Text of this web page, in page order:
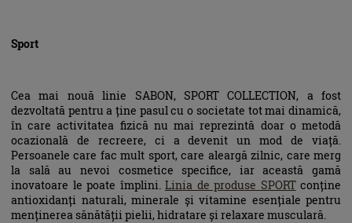
Sport
Cea mai nouă linie SABON, SPORT COLLECTION, a fost
dezvoltată pentru a ține pasul cu o societate tot mai dinamică,
în care activitatea fizică nu mai reprezintă doar o metodă
ocazională de recreere, ci a devenit un mod de viață.
Persoanele care fac mult sport, care aleargă zilnic, care merg
la sală au nevoi cosmetice specifice, iar această gamă
inovatoare le poate împlini. Linia de produse SPORTconține
antioxidanți naturali, minerale și vitamine esențiale pentru
menținerea sănătății pielii, hidratare și relaxare musculară.